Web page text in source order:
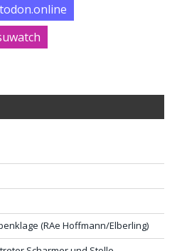
(RAe Hoffmann/Elberling)